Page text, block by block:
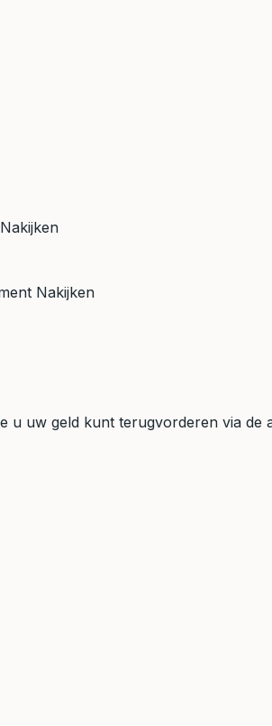
Nakijken
uw geld kunt terugvorderen via de